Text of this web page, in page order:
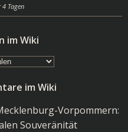
4 Tagen
im Wiki
im Wiki
Vorpommern:
Souveränität